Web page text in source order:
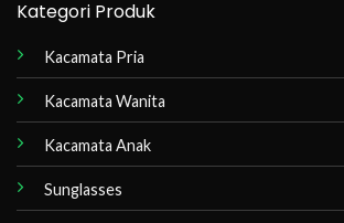
Kategori Produk
Kacamata Pria
Kacamata Wanita
Kacamata Anak
Sunglasses